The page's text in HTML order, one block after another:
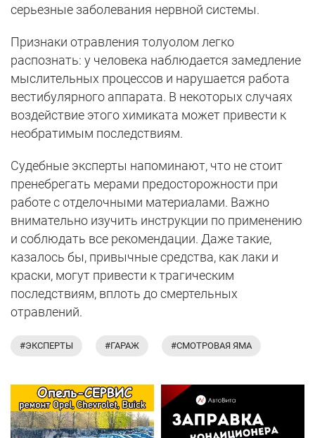
серьезные заболевания нервной системы.
Признаки отравления толуолом легко
распознать: у человека наблюдается замедление
мыслительных процессов и нарушается работа
вестибулярного аппарата. В некоторых случаях
воздействие этого химиката может привести к
необратимым последствиям.
Судебные эксперты напоминают, что не стоит
пренебрегать мерами предосторожности при
работе с отделочными материалами. Важно
внимательно изучить инструкции по применению
и соблюдать все рекомендации. Даже такие,
казалось бы, привычные средства, как лаки и
краски, могут привести к трагическим
последствиям, вплоть до смертельных
отравлений.
#ЭКСПЕРТЫ #ГАРАЖ #СМОТРОВАЯ ЯМА